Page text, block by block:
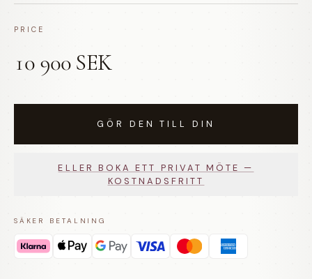
PRICE
10 900 SEK
GÖR DEN TILL DIN
ELLER BOKA ETT PRIVAT MÖTE —
KOSTNADSFRITT
SÄKER BETALNING